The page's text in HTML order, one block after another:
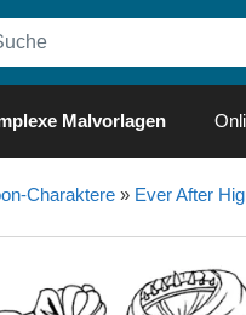
Malvorlagen
Charaktere» Ever After